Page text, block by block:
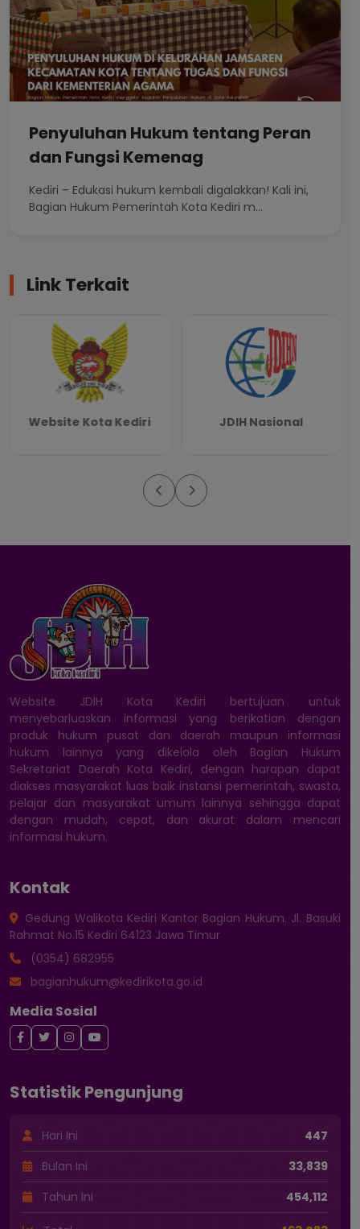
Penyuluhan Hukum tentang Peran
dan Fungsi Kemenag
Kediri – Edukasi hukum kembali digalakkan! Kali ini,
Bagian Hukum Pemerintah Kota Kediri m...
Link Terkait
Website Kota Kediri JDIH Nasional
Website JDIH Kota Kediri bertujuan untuk
menyebarluaskan informasi yang berikatian dengan
produk hukum pusat dan daerah maupun informasi
hukum lainnya yang dikelola oleh Bagian Hukum
Sekretariat Daerah Kota Kediri, dengan harapan dapat
diakses masyarakat luas baik instansi pemerintah, swasta,
pelajar dan masyarakat umum lainnya sehingga dapat
dengan mudah, cepat, dan akurat dalam mencari
informasi hukum.
Kontak
Gedung Walikota Kediri Kantor Bagian Hukum. Jl. Basuki
Rahmat No.15 Kediri 64123 Jawa Timur
(0354) 682955
bagianhukum@kedirikota.go.id
Media Sosial
Statistik Pengunjung
Hari Ini
447
Bulan Ini
33,839
Tahun Ini
454,112